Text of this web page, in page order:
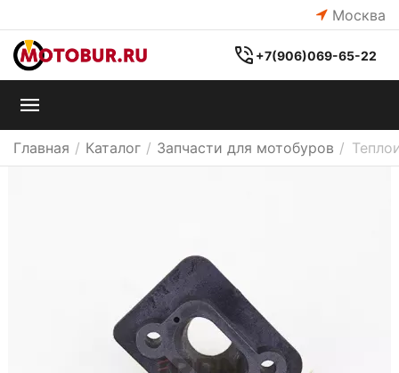
Москва
+7(906)069-65-22
Главная / Каталог / Запчасти для мотобуров /